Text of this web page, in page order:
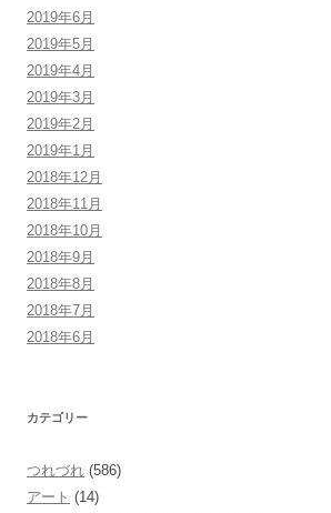
2019年6月
2019年5月
2019年4月
2019年3月
2019年2月
2019年1月
2018年12月
2018年11月
2018年10月
2018年9月
2018年8月
2018年7月
2018年6月
カテゴリー
つれづれ (586)
アート (14)